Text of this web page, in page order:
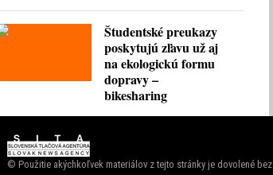
Študentské preukazy
poskytujú zľavu už aj
na ekologickú formu
dopravy –
bikesharing
© Použitie akýchkoľvek materiálov z tejto stránky je dovolené bez